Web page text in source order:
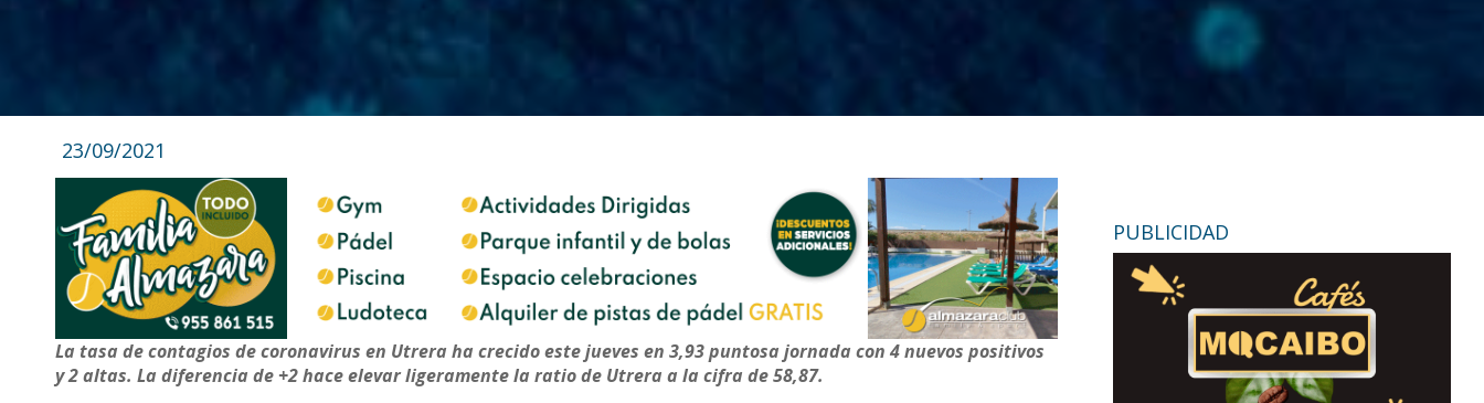
23/09/2021
La tasa de contagios de coronavirus en Utrera ha crecido este jueves en 3,93 puntosa jornada con 4 nuevos positivos
y 2 altas. La diferencia de +2 hace elevar ligeramente la ratio de Utrera a la cifra de 58,87.
PUBLICIDAD